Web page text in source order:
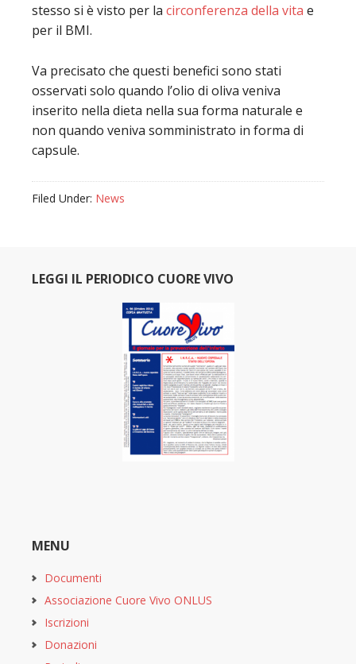
stesso si è visto per la circonferenza della vita e
per il BMI.
Va precisato che questi benefici sono stati
osservati solo quando l’olio di oliva veniva
inserito nella dieta nella sua forma naturale e
non quando veniva somministrato in forma di
capsule.
Filed Under: News
LEGGI IL PERIODICO CUORE VIVO
MENU
Documenti
Associazione Cuore Vivo ONLUS
Iscrizioni
Donazioni